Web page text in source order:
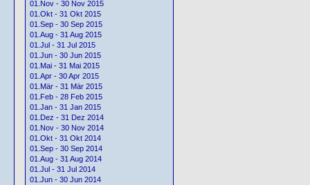
01.Nov - 30 Nov 2015
01.Okt - 31 Okt 2015
01.Sep - 30 Sep 2015
01.Aug - 31 Aug 2015
01.Jul - 31 Jul 2015
01.Jun - 30 Jun 2015
01.Mai - 31 Mai 2015
01.Apr - 30 Apr 2015
01.Mär - 31 Mär 2015
01.Feb - 28 Feb 2015
01.Jan - 31 Jan 2015
01.Dez - 31 Dez 2014
01.Nov - 30 Nov 2014
01.Okt - 31 Okt 2014
01.Sep - 30 Sep 2014
01.Aug - 31 Aug 2014
01.Jul - 31 Jul 2014
01.Jun - 30 Jun 2014